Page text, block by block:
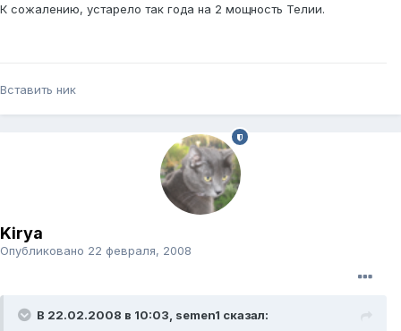
К сожалению, устарело так года на 2 мощность Телии.
Вставить ник
Kirya
Опубликовано 22 февраля, 2008
В 22.02.2008 в 10:03, semen1 сказал: